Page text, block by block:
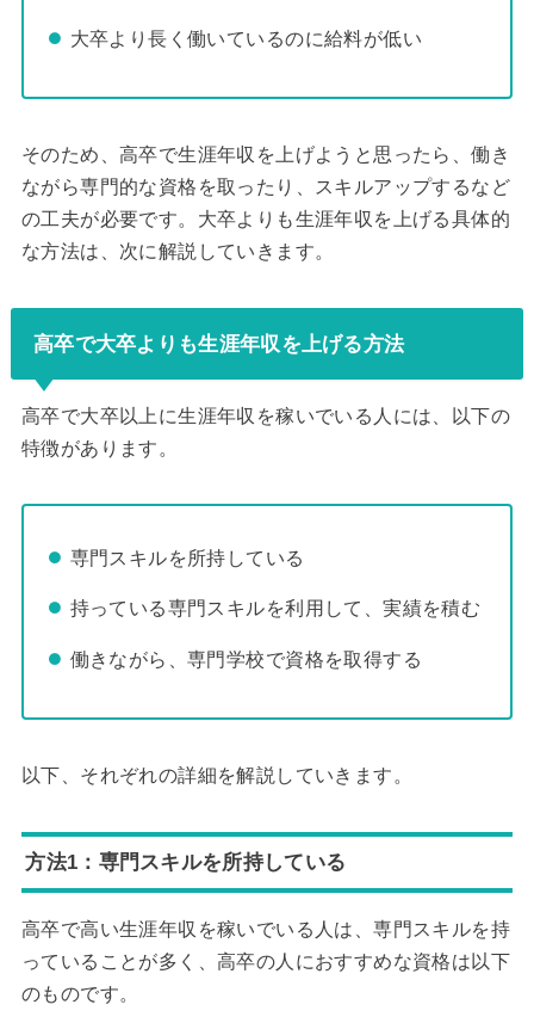
大卒より長く働いているのに給料が低い
そのため、高卒で生涯年収を上げようと思ったら、働き
ながら専門的な資格を取ったり、スキルアップするなど
の工夫が必要です。大卒よりも生涯年収を上げる具体的
な方法は、次に解説していきます。
高卒で大卒よりも生涯年収を上げる方法
高卒で大卒以上に生涯年収を稼いでいる人には、以下の
特徴があります。
専門スキルを所持している
持っている専門スキルを利用して、実績を積む
働きながら、専門学校で資格を取得する
以下、それぞれの詳細を解説していきます。
方法1：専門スキルを所持している
​​高卒で高い生涯年収を稼いでいる人は、専門スキルを持
っていることが多く、高卒の人におすすめな資格は以下
のものです。